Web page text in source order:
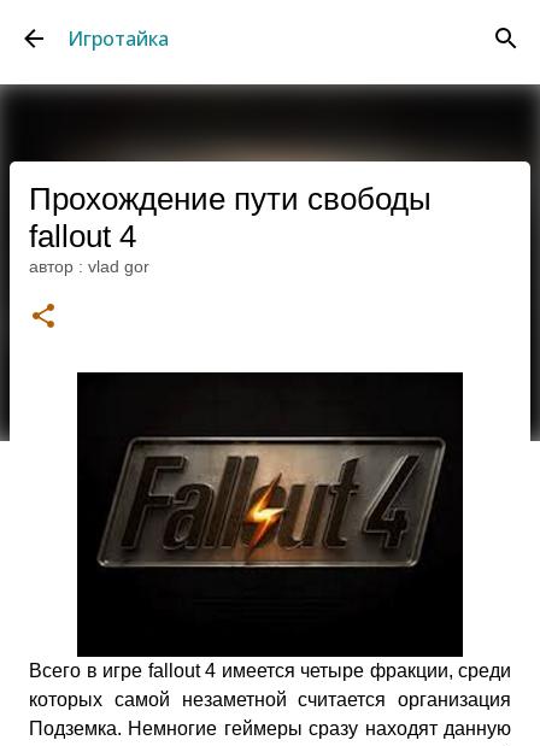
Игротайка
Прохождение пути свободы
fallout 4
автор : vlad gor
Всего в игре fallout 4 имеется четыре фракции, среди
которых самой незаметной считается организация
Подземка. Немногие геймеры сразу находят данную